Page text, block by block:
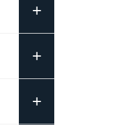
+
+
+